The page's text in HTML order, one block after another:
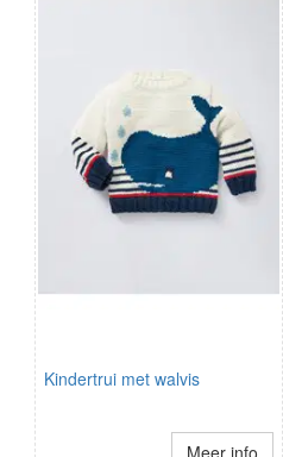
Kindertrui met walvis
Meer info